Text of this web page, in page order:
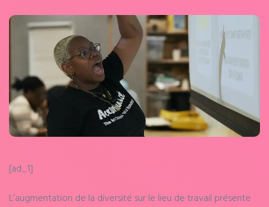
[ad_1]
L’augmentation de la diversité sur le lieu de travail présente